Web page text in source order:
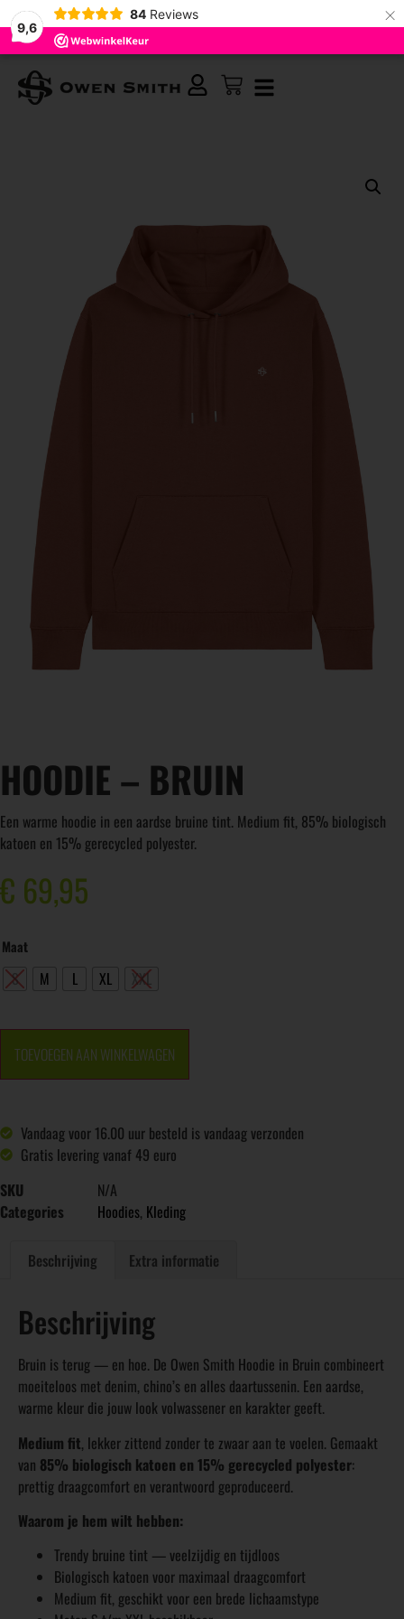
9,6
84 Reviews ×
HOODIE – BRUIN
Een warme hoodie in een aardse bruine tint. Medium fit, 85% biologisch
katoen en 15% gerecycled polyester.
€ 69,95
Maat
S M L XL XXL
TOEVOEGEN AAN WINKELWAGEN
Vandaag voor 16.00 uur besteld is vandaag verzonden
Gratis levering vanaf 49 euro
SKU
N/A
Categories
Hoodies, Kleding
Beschrijving Extra informatie
Beschrijving
Bruin is terug — en hoe. De Owen Smith Hoodie in Bruin combineert
moeiteloos met denim, chino’s en alles daartussenin. Een aardse,
warme kleur die jouw look volwassener en karakter geeft.
Medium fit, lekker zittend zonder te zwaar aan te voelen. Gemaakt
van 85% biologisch katoen en 15% gerecycled polyester:
prettig draagcomfort en verantwoord geproduceerd.
Waarom je hem wilt hebben:
Trendy bruine tint — veelzijdig en tijdloos
Biologisch katoen voor maximaal draagcomfort
Medium fit, geschikt voor een brede lichaamstype